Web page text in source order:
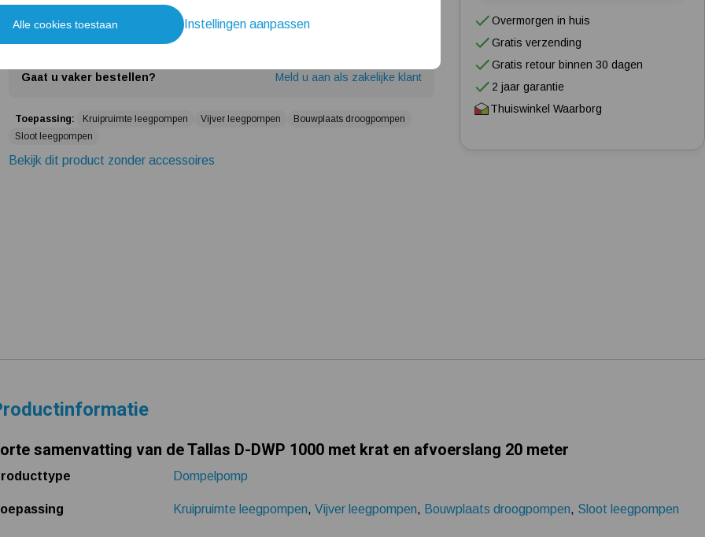
Meest gelezen blogs
Tuin besproeien? Lees hier welke tuinpomp u nodig heeft
Installatie van een beregenings- / hydrofoorpomp
259,- 14% korting
Gaat u vaker bestellen? Meld u aan als zakelijke klant
Toepassing: Kruipruimte leegpompen Vijver leegpompen
Bouwplaats droogpompen
Sloot leegpompen
Bekijk dit product zonder accessoires
Overmorgen in huis
Gratis verzending
Gratis retour binnen 30 dagen
2 jaar garantie
Thuiswinkel Waarborg
samenvatting van de Tallas D-DWP 1000 met krat en afvoerslang 20 meter
Dompelpomp
Kruipruimte leegpompen,Vijver leegpompen, Bouwplaats droogpompen, Sloot leegpompen
Alle cookies toestaan Instellingen aanpassen